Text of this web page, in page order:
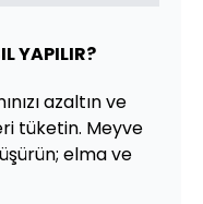
YAPILIR?
azaltın ve
tüketin. Meyve
elma ve